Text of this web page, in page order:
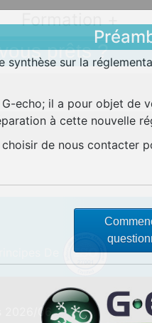
Formation +
prêts ?
sur la
echo; il a pour objet de
à cette nouvelle
de nous contacter
2026/06